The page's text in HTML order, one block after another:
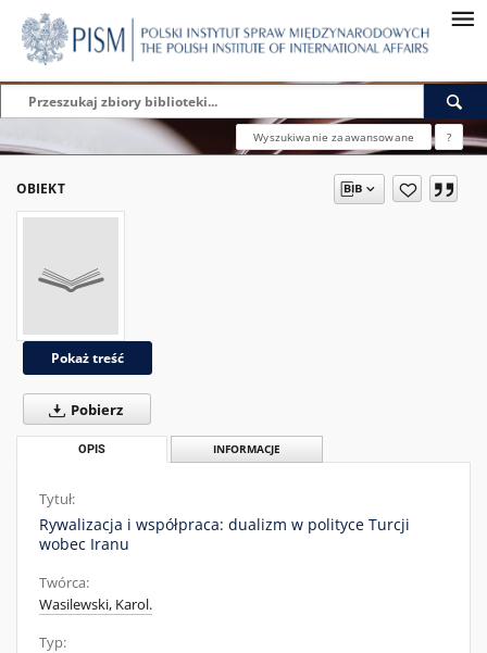
Wyszukiwanie zaawansowane ?
OBIEKT
Pokaż treść
Pobierz
OPIS INFORMACJE
Tytuł:
Rywalizacja i współpraca: dualizm w polityce Turcji
wobec Iranu
Twórca:
Wasilewski, Karol.
Typ: